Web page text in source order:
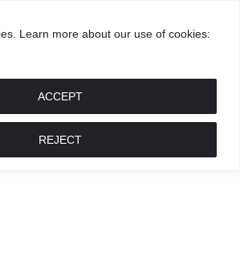
Learn more about our use of cookies:
REJECT
ACCEPT